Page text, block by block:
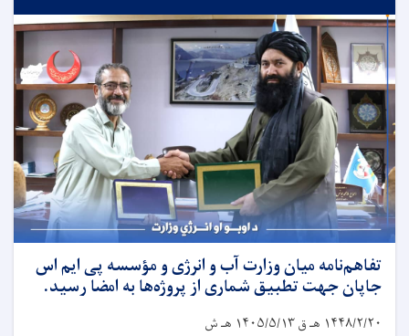
تفاهم‌نامه میان وزارت آب و انرژی و مؤسسه پی ایم اس
جاپان جهت تطبیق شماری از پروژه‌ها به امضا رسید.
۱۴۴۸/۲/۲۰ هـ ق۱۴۰۵/۵/۱۳ هـ ش